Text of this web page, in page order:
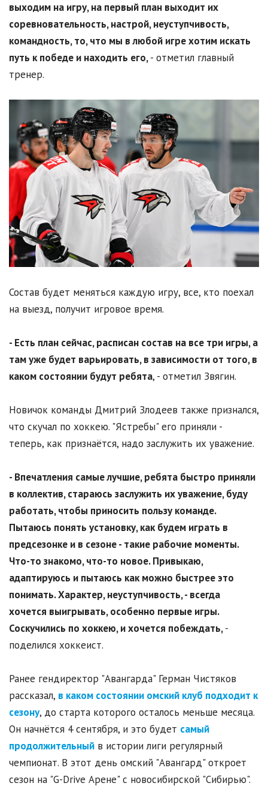
выходим на игру, на первый план выходит их
соревновательность, настрой, неуступчивость,
командность, то, что мы в любой игре хотим искать
путь к победе и находить его,- отметил главный
тренер.
Состав будет меняться каждую игру, все, кто поехал
на выезд, получит игровое время.
- Есть план сейчас, расписан состав на все три игры, а
там уже будет варьировать, в зависимости от того, в
каком состоянии будут ребята, - отметил Звягин.
Новичок команды Дмитрий Злодеев также признался,
что скучал по хоккею. "Ястребы" его приняли -
теперь, как признаётся, надо заслужить их уважение.
- Впечатления самые лучшие, ребята быстро приняли
в коллектив, стараюсь заслужить их уважение, буду
работать, чтобы приносить пользу команде.
Пытаюсь понять установку, как будем играть в
предсезонке и в сезоне - такие рабочие моменты.
Что-то знакомо, что-то новое. Привыкаю,
адаптируюсь и пытаюсь как можно быстрее это
понимать. Характер, неуступчивость, - всегда
хочется выигрывать, особенно первые игры.
Соскучились по хоккею, и хочется побеждать,-
поделился хоккеист.
Ранее гендиректор "Авангарда" Герман Чистяков
рассказал, в каком состоянии омский клуб подходит к
сезону, до старта которого осталось меньше месяца.
Он начнётся 4 сентября, и это будет самый
продолжительный в истории лиги регулярный
чемпионат. В этот день омский "Авангард" откроет
сезон на "G-Drive Арене" с новосибирской "Сибирью".